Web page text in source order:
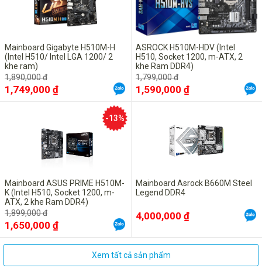
thuật chính xác, đảm bảo tiếp xúc thẳng với đường dây
nguồn PSU. Nó cho phép trở kháng thấp và tản nhiệt tốt
DIGI+ điều khiển nguồn điện
DIGI+ tích hợp (VRM) là một trong những mô-đun điều
khiển điện áp tốt nhất. Nó đảm bảo cung cấp điện năng
Thiết kế PCB giúp tản nhiệt xung quanh VRM để cải thiện
độ ổn định tổng thể cho hệ thống và cung cấp nhiều không
gian ép xung đến CPU hơn.
Cooler By Design
Mainboard Gigabyte H510M-H
(Intel H510/ Intel LGA 1200/ 2
khe ram)
1,890,000 đ
1,749,000 ₫
ASROCK H510M-HDV (Intel
H510, Socket 1200, m-ATX, 2
khe Ram DDR4)
1,799,000 đ
1,590,000 ₫
Mainboard ASUS PRIME H510M-
K (Intel H510, Socket 1200, m-
ATX, 2 khe Ram DDR4)
1,899,000 đ
1,650,000 ₫
-13%
Mainboard Asrock B660M Steel
Legend DDR4
4,000,000 ₫
Xem tất cả sản phẩm